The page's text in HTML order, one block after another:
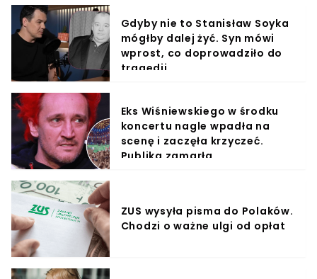
Gdyby nie to Stanisław Soyka
mógłby dalej żyć. Syn mówi
wprost, co doprowadziło do
tragedii
Eks Wiśniewskiego w środku
koncertu nagle wpadła na
scenę i zaczęła krzyczeć.
Publika zamarła
ZUS wysyła pisma do Polaków.
Chodzi o ważne ulgi od opłat